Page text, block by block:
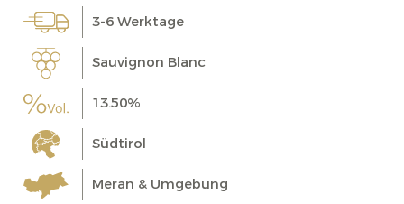
3-6 Werktage
Sauvignon Blanc
13.50%
Südtirol
Meran & Umgebung